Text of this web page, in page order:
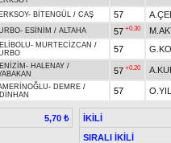
- BİTENGÜL / CAŞ 57
- ESİNİM / ALTAHA 57 +0.30
- MURTECİZCAN /
57
- HALENAY /
57 +0.20
- DEMRE /
57
5,70 ₺
İKİLİ
SIRALI İKİLİ